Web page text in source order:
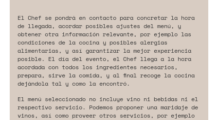
El Chef se pondrá en contacto para concretar la hora
de llegada, acordar posibles ajustes del menú, y
obtener otra información relevante, por ejemplo las
condiciones de la cocina y posibles alergias
alimentarias, y así garantizar la mejor experiencia
posible. El día del evento, el Chef llega a la hora
acordada con todos los ingredientes necesarios,
prepara, sirve la comida, y al final recoge la cocina
dejándola tal y como la encontró.
El menú seleccionado no incluye vino ni bebidas ni el
respectivo servicio. Podemos proponer una maridaje de
vinos, así como proveer otros servicios, por ejemplo